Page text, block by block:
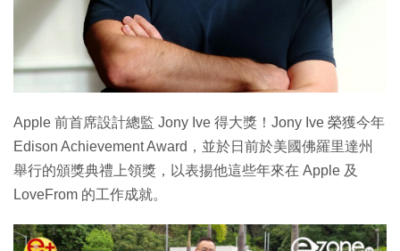
Apple 前首席設計總監 Jony Ive 得大獎！Jony Ive 榮獲今年
Edison Achievement Award，並於日前於美國佛羅里達州
舉行的頒獎典禮上領獎，以表揚他這些年來在 Apple 及
LoveFrom 的工作成就。